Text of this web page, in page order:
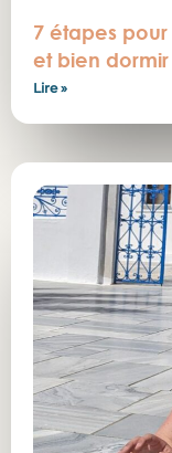
7 étapes
et bien dormir
Lire »